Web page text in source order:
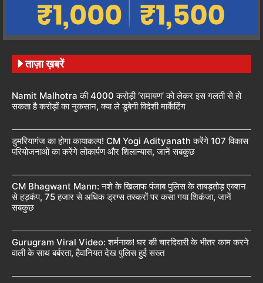
ताज़ा ख़बरें
Namit Malhotra की 4000 करोड़ी ‘रामायण’ को लेकर इस गलती से हो
सकता है करोड़ों का नुकसान, क्या ले डूबेगी विदेशी मार्केटिंग
डुमरियागंज का होगा कायाकल्प! CM Yogi Adityanath करेंगे 107 विकास
परियोजनाओं का करेंगे लोकार्पण और शिलान्यास, जानें सबकुछ
CM Bhagwant Mann: नशे के खिलाफ पंजाब पुलिस के ताबड़तोड़ एक्शन
से हड़कंप, 75 हजार से अधिक ड्रग्स तस्करों पर कसा गया शिकंजा, जानें
सबकुछ
Gurugram Viral Video: शर्मनाक! घर की चारदिवारी के भीतर काम करने
वाली के साथ बर्बरता, हैवानियत देख पुलिस हुई सख्त